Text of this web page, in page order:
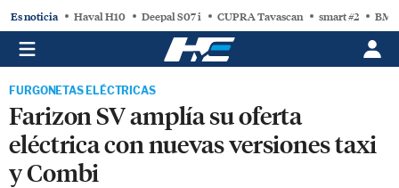
Es noticia Haval H10 Deepal S07 i CUPRA Tavascan smart #2
FURGONETAS ELÉCTRICAS
Farizon SV amplía su oferta
eléctrica con nuevas versiones taxi
y Combi